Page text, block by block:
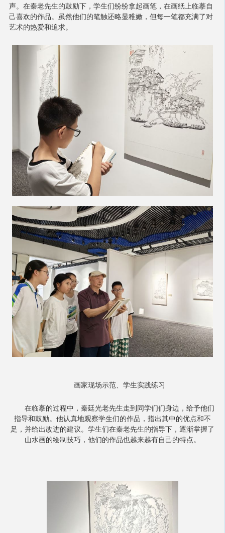
声。在秦老先生的鼓励下，学生们纷纷拿起画笔，在画纸上临摹自
己喜欢的作品。虽然他们的笔触还略显稚嫩，但每一笔都充满了对
艺术的热爱和追求。
画家现场示范、学生实践练习
在临摹的过程中，秦廷光老先生走到同学们们身边，给予他们
指导和鼓励。他认真地观察学生们的作品，指出其中的优点和不
足，并给出改进的建议。学生们在秦老先生的指导下，逐渐掌握了
山水画的绘制技巧，他们的作品也越来越有自己的特点。